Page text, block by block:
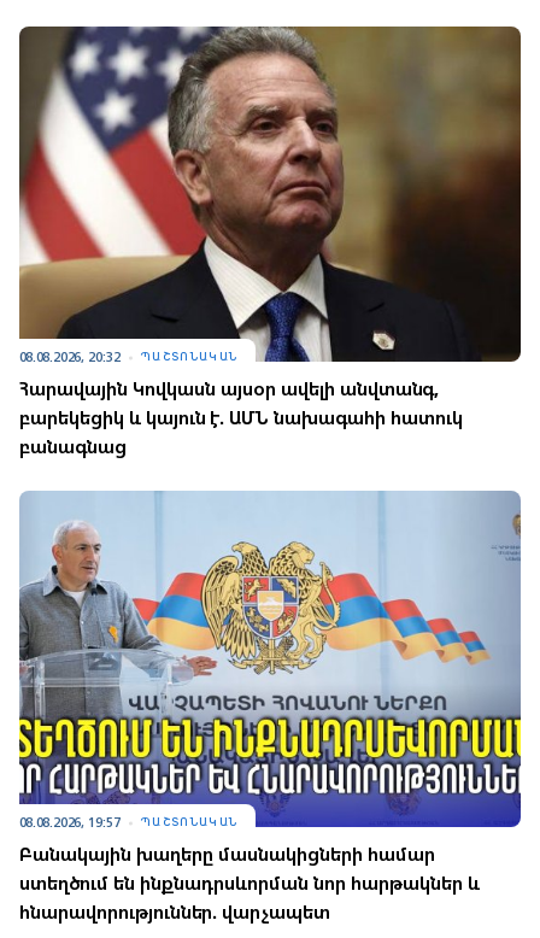
08.08.2026, 20:32 ՊԱՇՏՈՆԱԿԱՆ
Հարավային Կովկասն այսօր ավելի անվտանգ,
բարեկեցիկ և կայուն է. ԱՄՆ նախագահի հատուկ
բանագնաց
08.08.2026, 19:57 ՊԱՇՏՈՆԱԿԱՆ
Բանակային խաղերը մասնակիցների համար
ստեղծում են ինքնադրսևորման նոր հարթակներ և
հնարավորություններ. վարչապետ